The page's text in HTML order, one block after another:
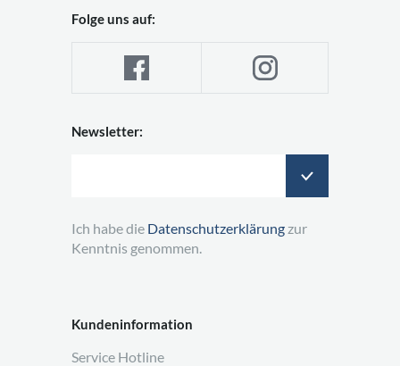
Kundeninformation
Service Hotline
Folge uns auf:
Newsletter:
Ich habe die Datenschutzerklärung zur
Kenntnis genommen.